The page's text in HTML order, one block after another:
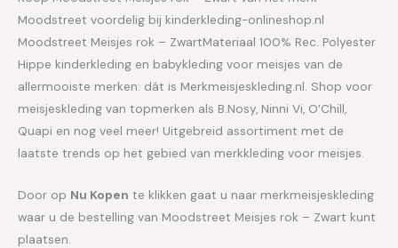
Moodstreet voordelig bij kinderkleding-onlineshop.nl
Moodstreet Meisjes rok – ZwartMateriaal 100% Rec. Polyester
Hippe kinderkleding en babykleding voor meisjes van de
allermooiste merken: dát is Merkmeisjeskleding.nl. Shop voor
meisjeskleding van topmerken als B.Nosy, Ninni Vi, O’Chill,
Quapi en nog veel meer! Uitgebreid assortiment met de
laatste trends op het gebied van merkkleding voor meisjes.
Door op Nu Kopen te klikken gaat u naar merkmeisjeskleding
waar u de bestelling van Moodstreet Meisjes rok – Zwart kunt
plaatsen.